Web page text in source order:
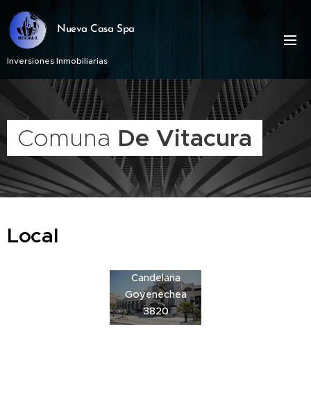
Nueva Casa Spa
Inversiones Inmobiliarias
Comuna De Vitacura
Local
Candelaria
Goyenechea
3820